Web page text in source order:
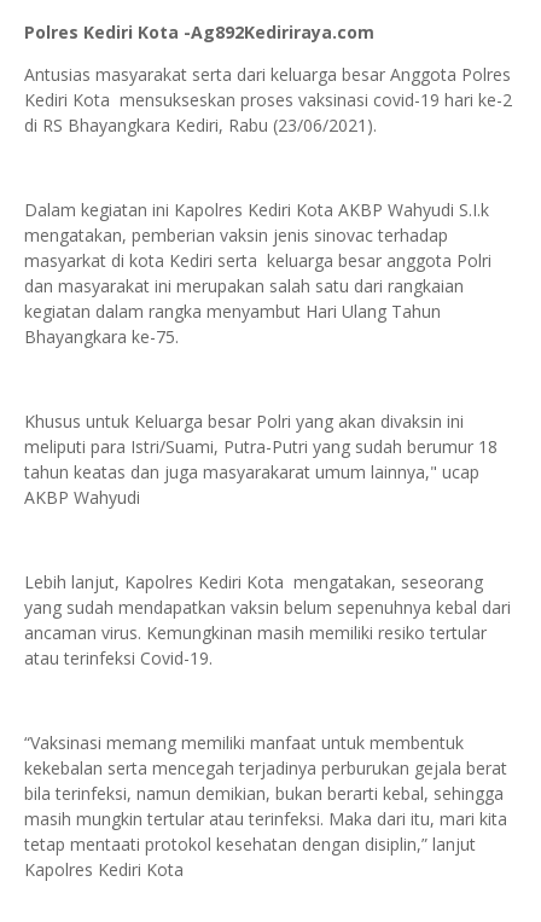
Polres Kediri Kota -Ag892Kediriraya.com
Antusias masyarakat serta dari keluarga besar Anggota Polres
Kediri Kota mensukseskan proses vaksinasi covid-19 hari ke-2
di RS Bhayangkara Kediri, Rabu (23/06/2021).
Dalam kegiatan ini Kapolres Kediri Kota AKBP Wahyudi S.I.k
mengatakan, pemberian vaksin jenis sinovac terhadap
masyarkat di kota Kediri serta keluarga besar anggota Polri
dan masyarakat ini merupakan salah satu dari rangkaian
kegiatan dalam rangka menyambut Hari Ulang Tahun
Bhayangkara ke-75.
Khusus untuk Keluarga besar Polri yang akan divaksin ini
meliputi para Istri/Suami, Putra-Putri yang sudah berumur 18
tahun keatas dan juga masyarakarat umum lainnya," ucap
AKBP Wahyudi
Lebih lanjut, Kapolres Kediri Kota mengatakan, seseorang
yang sudah mendapatkan vaksin belum sepenuhnya kebal dari
ancaman virus. Kemungkinan masih memiliki resiko tertular
atau terinfeksi Covid-19.
“Vaksinasi memang memiliki manfaat untuk membentuk
kekebalan serta mencegah terjadinya perburukan gejala berat
bila terinfeksi, namun demikian, bukan berarti kebal, sehingga
masih mungkin tertular atau terinfeksi. Maka dari itu, mari kita
tetap mentaati protokol kesehatan dengan disiplin,” lanjut
Kapolres Kediri Kota